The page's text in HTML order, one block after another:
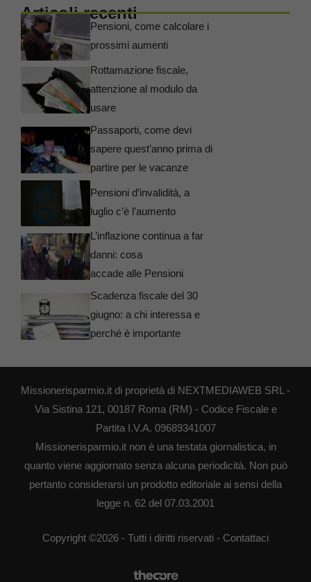
Articoli recenti
Pensioni, come calcolare i
prossimi aumenti
Rottamazione fiscale,
attenzione al modulo da
usare
Passaporti, come devi
sapere quest’anno prima di
partire per le vacanze
Pensioni d’invalidità, a
luglio c’è l’aumento
L’inflazione continua a far
danni: cosa
accade alle Pensioni
Scadenza fiscale del 30
giugno: a chi interessa e
perché è importante
Missionerisparmio.it di proprietà di NEXTMEDIAWEB SRL -
Via Sistina 121, 00187 Roma (RM) - Codice Fiscale e
Partita I.V.A. 09689341007
Missionerisparmio.it non è una testata giornalistica, in
quanto viene aggiornato senza alcuna periodicità. Non può
pertanto considerarsi un prodotto editoriale ai sensi della
legge n. 62 del 07.03.2001
Copyright ©2026 - Tutti i diritti riservati - Contattaci